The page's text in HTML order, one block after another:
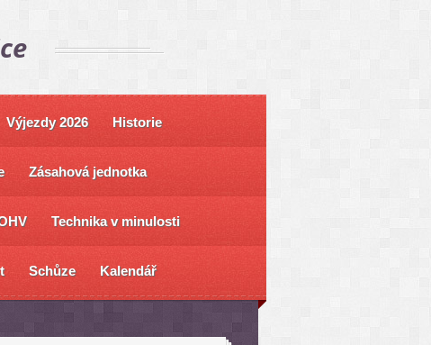
Výjezdy 2026 Historie
Zásahová jednotka
Technika v minulosti
Schůze Kalendář